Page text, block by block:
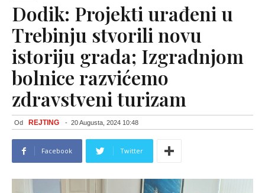
Dodik: Projekti urađeni u
Trebinju stvorili novu
istoriju grada; Izgradnjom
bolnice razvićemo
zdravstveni turizam
Od REJTING - 20 Augusta, 2024 10:48
Facebook Twitter